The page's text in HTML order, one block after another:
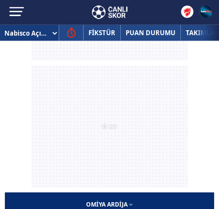
FİKSTÜR PUAN DURUMU TAKIMLAR
OMIYA ARDIJA